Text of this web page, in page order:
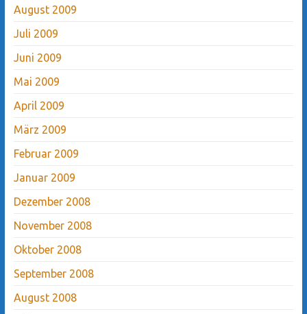
August 2009
Juli 2009
Juni 2009
Mai 2009
April 2009
März 2009
Februar 2009
Januar 2009
Dezember 2008
November 2008
Oktober 2008
September 2008
August 2008